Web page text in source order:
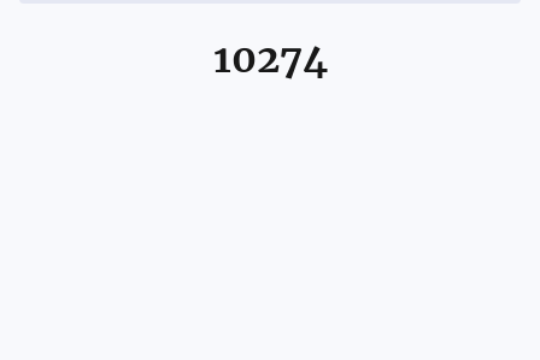
10274